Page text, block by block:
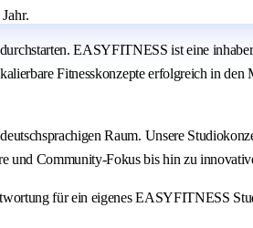
EASYFITNESS ist eine
Fitnesskonzepte erfolgreich in
Raum. Unsere
und Community-Fokus bis hin zu
für ein eigenes EASYFITNESS